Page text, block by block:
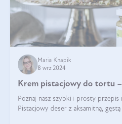
Maria Knapik
8 wrz 2024
Krem pistacjowy do tortu
Poznaj nasz szybki i prosty
Pistacjowy deser z aksamitną,